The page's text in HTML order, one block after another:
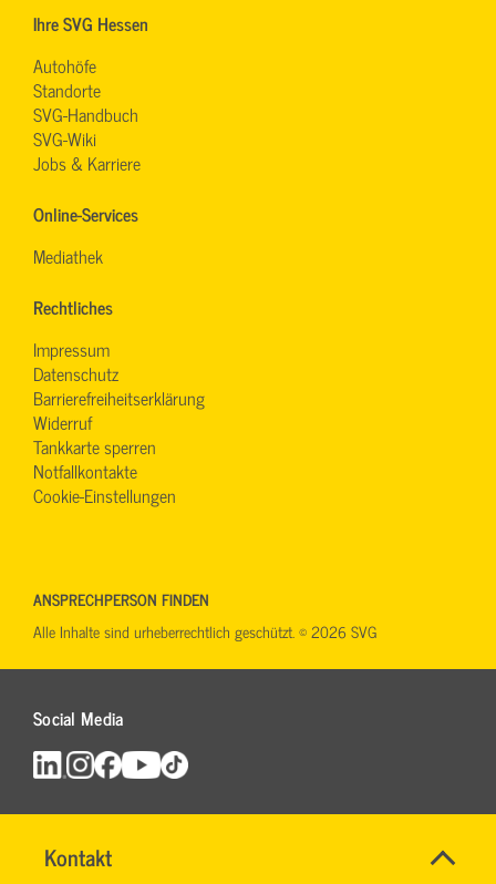
Kontakt
IHR
Name*
Schnell
&
Ihre SVG Hessen
Autohöfe
Standorte
SVG-Handbuch
SVG-Wiki
Jobs & Karriere
Online-Services
Mediathek
Rechtliches
Impressum
Datenschutz
Barrierefreiheitserklärung
Widerruf
Tankkarte sperren
Notfallkontakte
Cookie-Einstellungen
Social Media
ANSPRECHPERSON FINDEN
Alle Inhalte sind urheberrechtlich geschützt. © 2026 SVG